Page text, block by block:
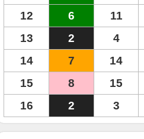
12
6 11
13
2 4
14
7 14
15
8 15
16
2 3